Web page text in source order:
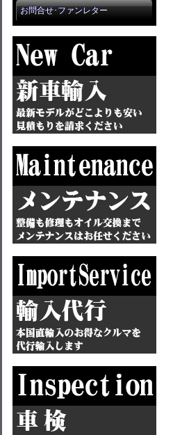
お問合せ･ファンレター